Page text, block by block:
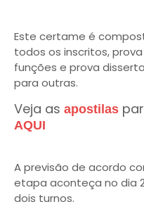
Este certame é
todos os inscritos,
funções e prova
para outras.
Veja as apostilas
AQUI
A previsão de acordo
etapa aconteça no dia
dois turnos.